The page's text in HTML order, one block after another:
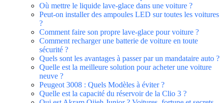
Où mettre le liquide lave-glace dans une voiture ?
Peut-on installer des ampoules LED sur toutes les voitures
?
Comment faire son propre lave-glace pour voiture ?
Comment recharger une batterie de voiture en toute
sécurité ?
Quels sont les avantages à passer par un mandataire auto ?
Quelle est la meilleure solution pour acheter une voiture
neuve ?
Peugeot 3008 : Quels Modèles à éviter ?
Quelle est la capacité du réservoir de la Clio 3 ?